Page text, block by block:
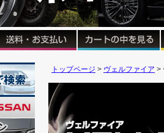
トップページ ヴェルファイア